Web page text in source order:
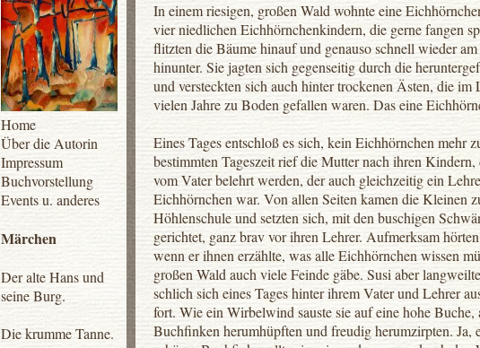
Home
Über die Autorin
Impressum
Buchvorstellung
Events u. anderes
Märchen
Der alte Hans und
seine Burg.
Die krumme Tanne.
In einem riesigen, großen Wald wohnte eine
vier niedlichen Eichhörnchenkindern, die gerne fangen
flitzten die Bäume hinauf und genauso schnell wieder
hinunter. Sie jagten sich gegenseitig durch die
und versteckten sich auch hinter trockenen Ästen, die im
vielen Jahre zu Boden gefallen waren. Das eine
Eines Tages entschloß es sich, kein Eichhörnchen mehr
bestimmten Tageszeit rief die Mutter nach ihren Kindern,
vom Vater belehrt werden, der auch gleichzeitig ein
Eichhörnchen war. Von allen Seiten kamen die Kleinen
Höhlenschule und setzten sich, mit den buschigen
gerichtet, ganz brav vor ihren Lehrer. Aufmerksam
wenn er ihnen erzählte, was alle Eichhörnchen wissen
großen Wald auch viele Feinde gäbe. Susi aber
schlich sich eines Tages hinter ihrem Vater und Lehrer
fort. Wie ein Wirbelwind sauste sie auf eine hohe Buche,
Buchfinken herumhüpften und freudig herumzirpten. Ja,